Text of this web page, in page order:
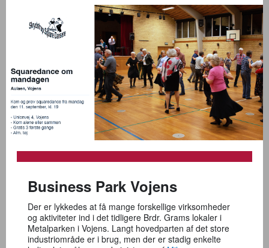
Business Park Vojens
Der er lykkedes at få mange forskellige virksomheder
og aktiviteter ind i det tidligere Brdr. Grams lokaler i
Metalparken i Vojens. Langt hovedparten af det store
industriområde er i brug, men der er stadig enkelte